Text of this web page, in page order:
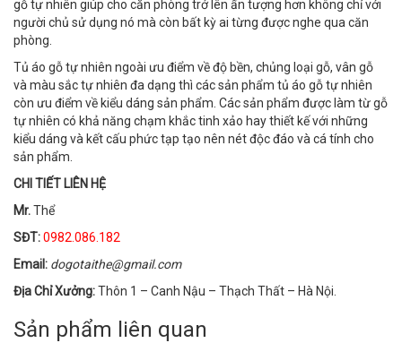
gỗ tự nhiên giúp cho căn phòng trở lên ấn tượng hơn không chỉ với
người chủ sử dụng nó mà còn bất kỳ ai từng được nghe qua căn
phòng.
Tủ áo gỗ tự nhiên ngoài ưu điểm về độ bền, chủng loại gỗ, vân gỗ
và màu sắc tự nhiên đa dạng thì các sản phẩm tủ áo gỗ tự nhiên
còn ưu điểm về kiểu dáng sản phẩm. Các sản phẩm được làm từ gỗ
tự nhiên có khả năng chạm khắc tinh xảo hay thiết kế với những
kiểu dáng và kết cấu phức tạp tạo nên nét độc đáo và cá tính cho
sản phẩm.
CHI TIẾT LIÊN HỆ
Mr.Thể
SĐT:0982.086.182
Email: dogotaithe@gmail.com
Địa Chỉ Xưởng:Thôn 1 – Canh Nậu – Thạch Thất – Hà Nội.
Sản phẩm liên quan